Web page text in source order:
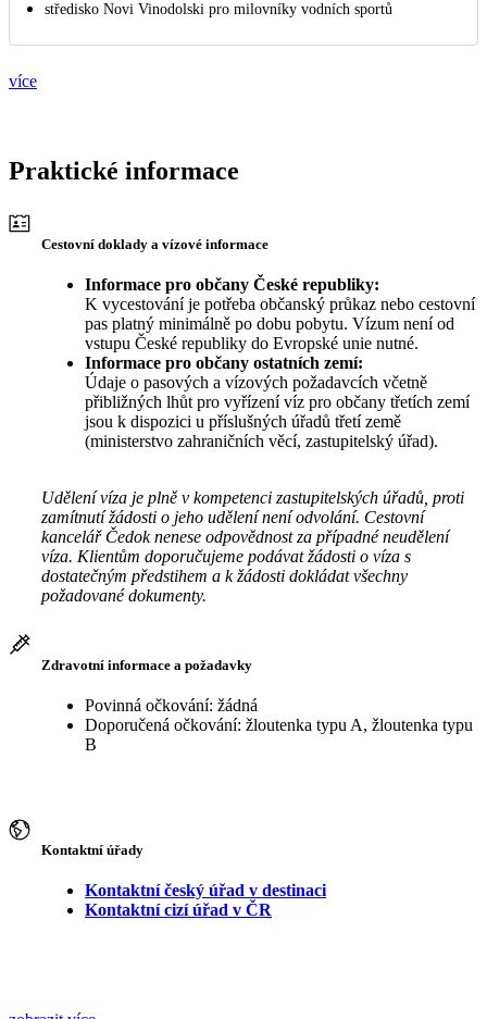
středisko Novi Vinodolski pro milovníky vodních sportů
více
Praktické informace
Cestovní doklady a vízové informace
Informace pro občany České republiky:
K vycestování je potřeba občanský průkaz nebo cestovní
pas platný minimálně po dobu pobytu. Vízum není od
vstupu České republiky do Evropské unie nutné.
Informace pro občany ostatních zemí:
Údaje o pasových a vízových požadavcích včetně
přibližných lhůt pro vyřízení víz pro občany třetích zemí
jsou k dispozici u příslušných úřadů třetí země
(ministerstvo zahraničních věcí, zastupitelský úřad).
Udělení víza je plně v kompetenci zastupitelských úřadů, proti
zamítnutí žádosti o jeho udělení není odvolání. Cestovní
kancelář Čedok nenese odpovědnost za případné neudělení
víza. Klientům doporučujeme podávat žádosti o víza s
dostatečným předstihem a k žádosti dokládat všechny
požadované dokumenty.
Zdravotní informace a požadavky
Povinná očkování: žádná
Doporučená očkování: žloutenka typu A, žloutenka typu
B
Kontaktní úřady
Kontaktní český úřad v destinaci
Kontaktní cizí úřad v ČR